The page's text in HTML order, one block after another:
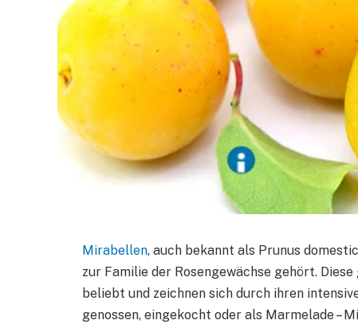
Mirabellen, auch bekannt als Prunus
zur Familie der Rosengewächse gehört.
beliebt und zeichnen sich durch ihren
genossen, eingekocht oder als Marmelade –